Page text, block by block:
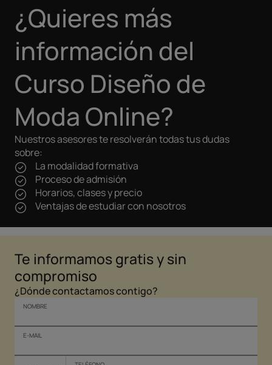
¿Quieres más
información del
Curso Diseño de
Moda Online?
Nuestros asesores te resolverán todas tus dudas
sobre:
La modalidad formativa
Proceso de admisión
Horarios, clases y precio
Ventajas de estudiar con nosotros
Te informamos gratis y sin
compromiso
¿Dónde contactamos contigo?
NOMBRE
E-MAIL